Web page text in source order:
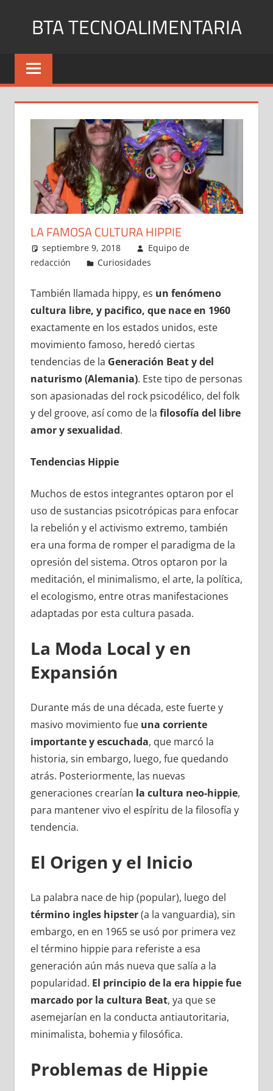
BTA TECNOALIMENTARIA
Blog
y
LA FAMOSA CULTURA HIPPIE
septiembre 9, 2018
Equipo de
redacción
Curiosidades
También llamada hippy, es un fenómeno
cultura libre, y pacifico, que nace en 1960
exactamente en los estados unidos, este
movimiento famoso, heredó ciertas
tendencias de la Generación Beat y del
naturismo (Alemania). Este tipo de personas
son apasionadas del rock psicodélico, del folk
y del groove, así como de la filosofía del libre
amor y sexualidad.
Tendencias Hippie
Muchos de estos integrantes optaron por el
uso de sustancias psicotrópicas para enfocar
la rebelión y el activismo extremo, también
era una forma de romper el paradigma de la
opresión del sistema. Otros optaron por la
meditación, el minimalismo, el arte, la política,
el ecologismo, entre otras manifestaciones
adaptadas por esta cultura pasada.
La Moda Local y en
Expansión
Durante más de una década, este fuerte y
masivo movimiento fue una corriente
importante y escuchada, que marcó la
historia, sin embargo, luego, fue quedando
atrás. Posteriormente, las nuevas
generaciones crearían la cultura neo-hippie,
para mantener vivo el espíritu de la filosofía y
tendencia.
El Origen y el Inicio
La palabra nace de hip (popular), luego del
término ingles hipster(a la vanguardia), sin
embargo, en en 1965 se usó por primera vez
el término hippie para referiste a esa
generación aún más nueva que salía a la
popularidad. El principio de la era hippie fue
marcado por la cultura Beat, ya que se
asemejarían en la conducta antiautoritaria,
minimalista, bohemia y filosófica.
Problemas de Hippie